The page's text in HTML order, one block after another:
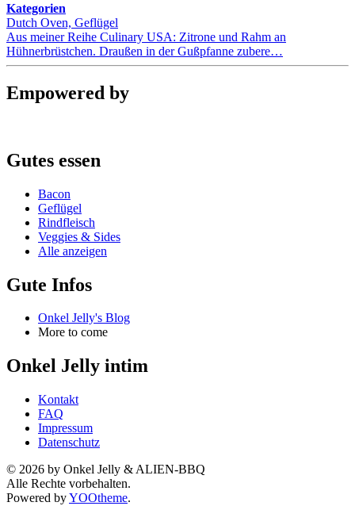
Kategorien
Dutch Oven, Geflügel
Aus meiner Reihe Culinary USA: Zitrone und Rahm an
Hühnerbrüstchen. Draußen in der Gußpfanne zubere…
Empowered by
Gutes essen
Bacon
Geflügel
Rindfleisch
Veggies & Sides
Alle anzeigen
Gute Infos
Onkel Jelly's Blog
More to come
Onkel Jelly intim
Kontakt
FAQ
Impressum
Datenschutz
© 2026 by Onkel Jelly & ALIEN-BBQ
Alle Rechte vorbehalten.
Powered byYOOtheme.